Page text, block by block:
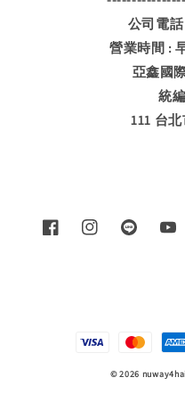
公司電話
營業時間 :
亞鑫國
統
111 台
© 2026